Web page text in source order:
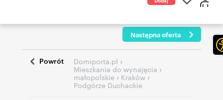
Następna oferta
Powrót Domiporta.pl ›
Mieszkania do wynajęcia ›
małopolskie › Kraków›
Podgórze Duchackie